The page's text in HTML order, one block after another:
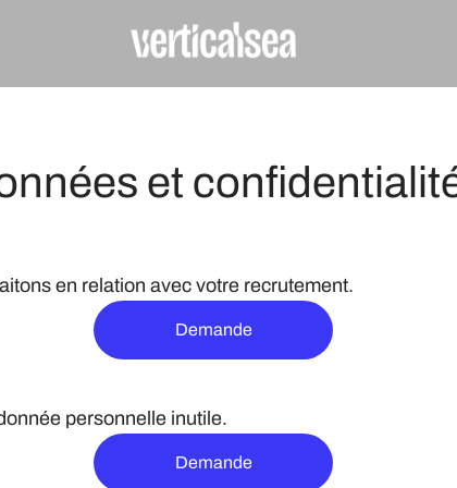
et
en relation avec votre recrutement.
Demande
personnelle inutile.
Demande